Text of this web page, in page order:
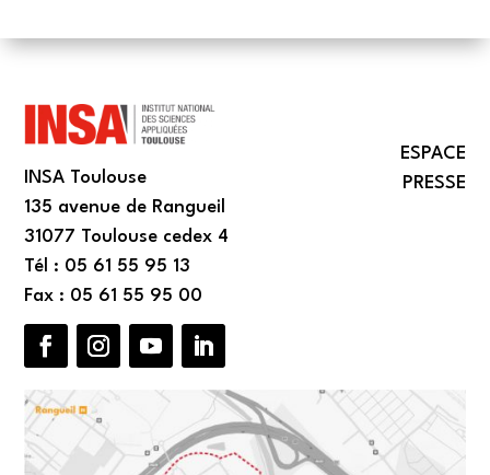
INSA Toulouse
135 avenue de Rangueil
31077 Toulouse cedex 4
Tél : 05 61 55 95 13
Fax : 05 61 55 95 00
ESPACE
PRESSE